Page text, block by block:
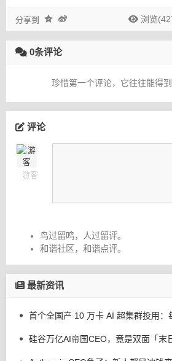
分享到 浏览
0条评论
珍惜第一个评论，它往往能得到
评论
游客
鸟过留鸣，人过留评。
和谐社区，和谐点评。
最新资讯
硅谷万亿AI帝国CEO，竟是双面「末